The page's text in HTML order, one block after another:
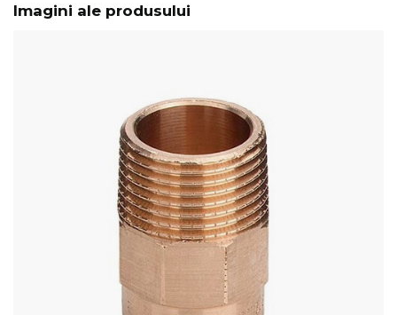
Imagini ale produsului